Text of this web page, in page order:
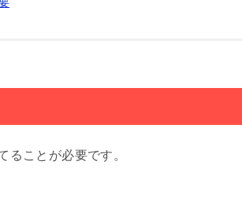
ることが必要です。